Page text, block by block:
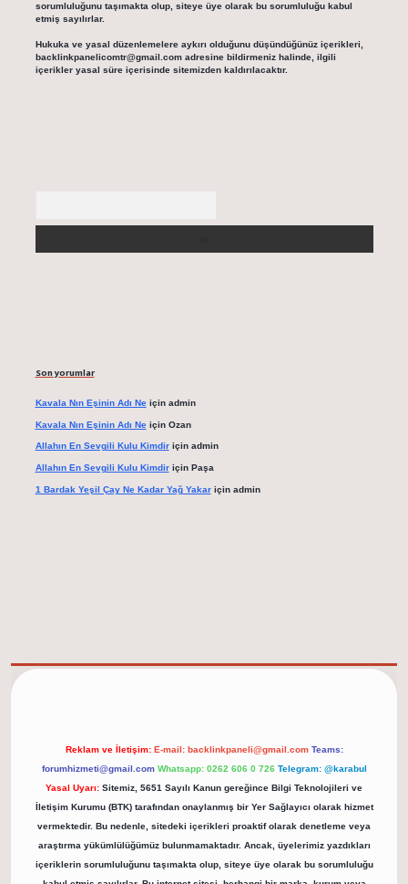
sorumluluğunu taşımakta olup, siteye üye olarak bu sorumluluğu kabul
etmiş sayılırlar.
Hukuka ve yasal düzenlemelere aykırı olduğunu düşündüğünüz içerikleri,
backlinkpanelicomtr@gmail.comadresine bildirmeniz halinde, ilgili
içerikler yasal süre içerisinde sitemizden kaldırılacaktır.
Son yorumlar
Kavala Nın Eşinin Adı Neiçin admin
Kavala Nın Eşinin Adı Neiçin Ozan
Allahın En Sevgili Kulu Kimdiriçin admin
Allahın En Sevgili Kulu Kimdiriçin Paşa
1 Bardak Yeşil Çay Ne Kadar Yağ Yakariçin admin
Reklam ve İletişim: E-mail: backlinkpaneli@gmail.com Teams:
forumhizmeti@gmail.com Whatsapp: 0262 606 0 726 Telegram: @karabul
Yasal Uyarı: Sitemiz, 5651 Sayılı Kanun gereğince Bilgi Teknolojileri ve
İletişim Kurumu (BTK) tarafından onaylanmış bir Yer Sağlayıcı olarak hizmet
vermektedir. Bu nedenle, sitedeki içerikleri proaktif olarak denetleme veya
araştırma yükümlülüğümüz bulunmamaktadır. Ancak, üyelerimiz yazdıkları
içeriklerin sorumluluğunu taşımakta olup, siteye üye olarak bu sorumluluğu